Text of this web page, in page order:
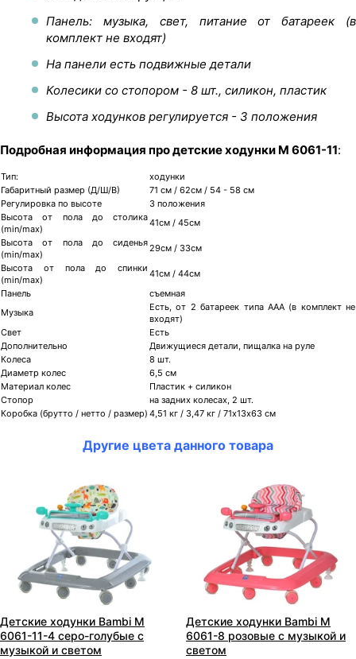
Панель: музыка, свет, питание от батареек (в
комплект не входят)
На панели есть подвижные детали
Колесики со стопором - 8 шт., силикон, пластик
Высота ходунков регулируется - 3 положения
Подробная информация про детские ходунки M 6061-11:
Тип:
ходунки
Габаритный размер (Д/Ш/В)
71 см / 62см / 54 - 58 см
Регулировка по высоте
3 положения
Высота от пола до столика
(min/max)
41см / 45см
Высота от пола до сиденья
(min/max)
29см / 33см
Высота от пола до спинки
(min/max)
41см / 44см
Панель
съемная
Музыка
Есть, от 2 батареек типа ААА (в комплект не
входят)
Свет
Есть
Дополнительно
Движущиеся детали, пищалка на руле
Колеса
8 шт.
Диаметр колес
6,5 см
Материал колес
Пластик + силикон
Стопор
на задних колесах, 2 шт.
Коробка (брутто / нетто / размер) 4,51 кг / 3,47 кг / 71х13х63 см
Другие цвета данного товара
Детские ходунки Bambi M
6061-11-4 серо-голубые с
музыкой и светом
Детские ходунки Bambi M
6061-8 розовые с музыкой и
светом